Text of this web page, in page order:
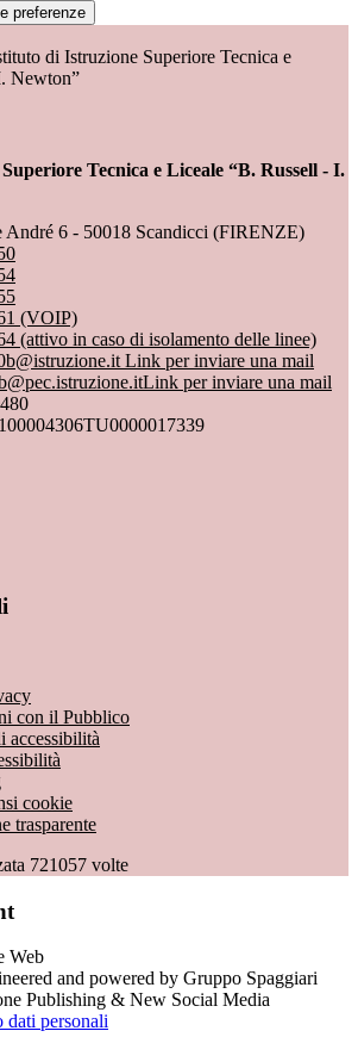
preferenze
di Istruzione Superiore Tecnica e
Newton”
Tecnica e Liceale “B. Russell - I.
André 6 - 50018 Scandicci (FIRENZE)
(VOIP)
(attivo in caso di isolamento delle linee)
Link per inviare una mail
Link per inviare una mail
con il Pubblico
accessibilità
cookie
trasparente
721057 volte
and powered by Gruppo Spaggiari
Publishing & New Social Media
dati personali